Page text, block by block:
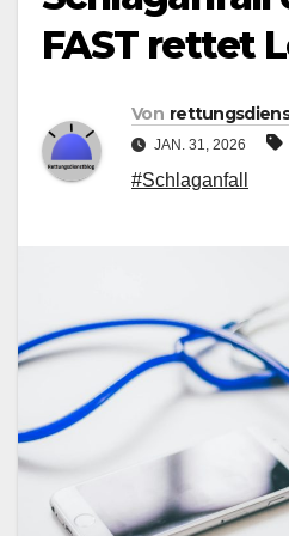
FAST rettet
Von
JAN. 31, 2026
#Schlaganfall